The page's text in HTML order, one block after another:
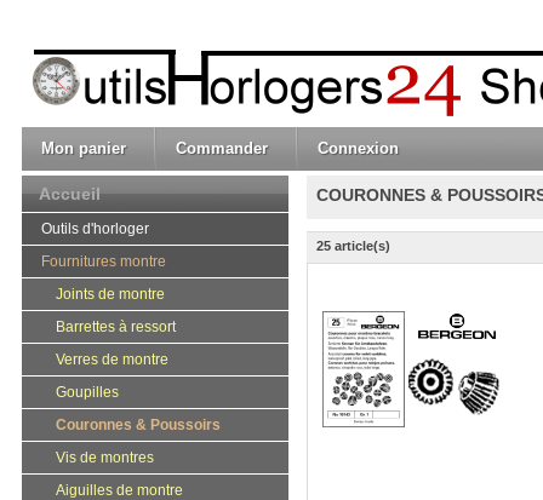
Mon panier Commander Connexion
COURONNES &
25 article(s)
Accueil
Outils d'horloger
Fournitures montre
Joints de montre
Barrettes à ressort
Verres de montre
Goupilles
Couronnes & Poussoirs
Vis de montres
Aiguilles de montre